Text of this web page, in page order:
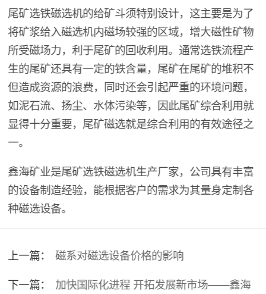
尾矿选铁磁选机的给矿斗须特别设计，这主要是为了
将矿浆给入磁选机内磁场较强的区域，增大磁性矿物
所受磁场力，利于尾矿的回收利用。通常选铁流程产
生的尾矿还具有一定的铁含量，尾矿在尾矿的堆积不
但造成资源的浪费，同时还会引起严重的环境问题，
如泥石流、扬尘、水体污染等，因此尾矿综合利用就
显得十分重要，尾矿磁选就是综合利用的有效途径之
一。
鑫海矿业是尾矿选铁磁选机生产厂家，公司具有丰富
的设备制造经验，能根据客户的需求为其量身定制各
种磁选设备。
上一篇：
磁系对磁选设备价格的影响
下一篇：
加快国际化进程 开拓发展新市场——鑫海